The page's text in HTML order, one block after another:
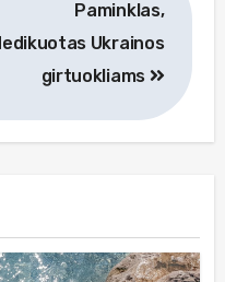
Paminklas,
Ukrainos
girtuokliams